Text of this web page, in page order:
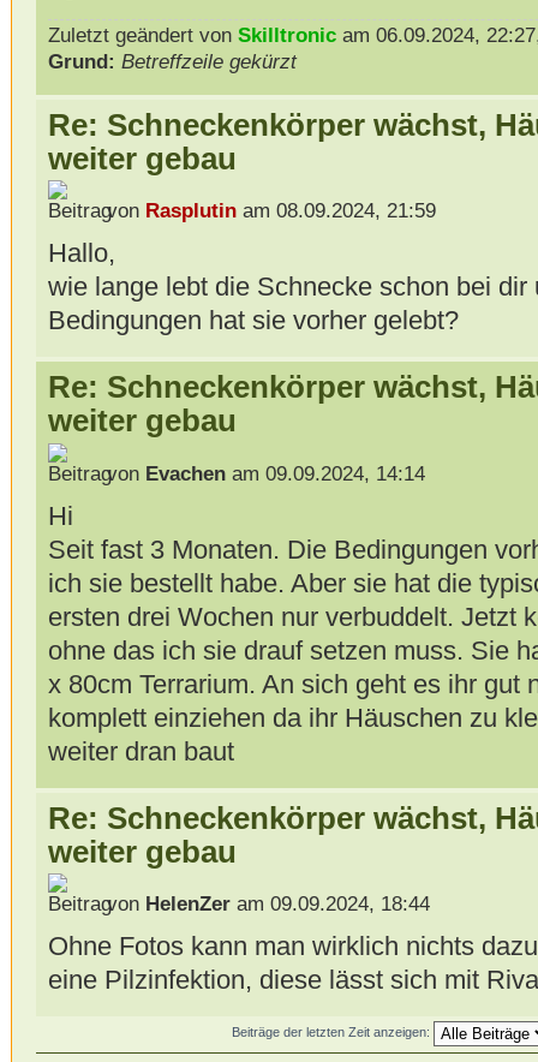
Zuletzt geändert von Skilltronicam 06.09.2024,
Grund: Betreffzeile gekürzt
Re: Schneckenkörper wächst,
weiter gebau
von Rasplutinam 08.09.2024, 21:59
Hallo,
wie lange lebt die Schnecke schon bei dir
Bedingungen hat sie vorher gelebt?
Re: Schneckenkörper wächst,
weiter gebau
von Evachenam 09.09.2024, 14:14
Hi
Seit fast 3 Monaten. Die Bedingungen
ich sie bestellt habe. Aber sie hat die
ersten drei Wochen nur verbuddelt. Jetzt
ohne das ich sie drauf setzen muss. Sie
x 80cm Terrarium. An sich geht es ihr gut
komplett einziehen da ihr Häuschen zu
weiter dran baut
Re: Schneckenkörper wächst,
weiter gebau
von HelenZeram 09.09.2024, 18:44
Ohne Fotos kann man wirklich nichts
eine Pilzinfektion, diese lässt sich mit
Beiträge der letzten Zeit anzeigen: